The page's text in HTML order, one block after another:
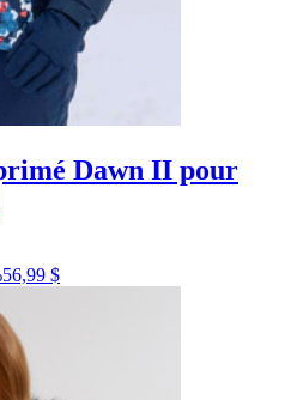
Dawn II pour
56,99 $